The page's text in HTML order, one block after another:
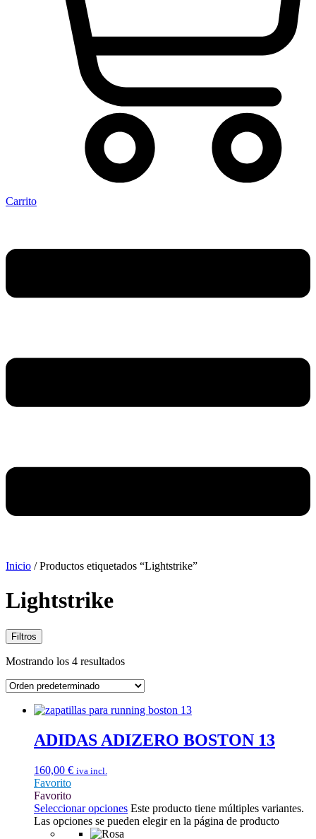
Carrito
Inicio / Productos etiquetados “Lightstrike”
Lightstrike
Filtros
Mostrando los 4 resultados
ADIDAS ADIZERO BOSTON 13
160,00 € iva incl.
Favorito
Favorito
Seleccionar opciones Este producto tiene múltiples variantes.
Las opciones se pueden elegir en la página de producto